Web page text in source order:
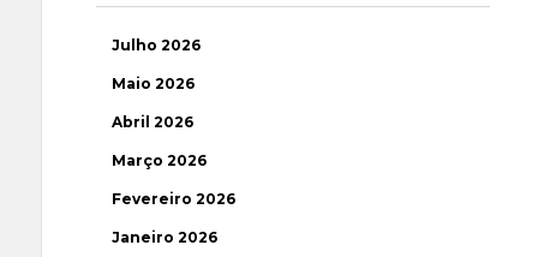
Julho 2026
Maio 2026
Abril 2026
Março 2026
Fevereiro 2026
Janeiro 2026